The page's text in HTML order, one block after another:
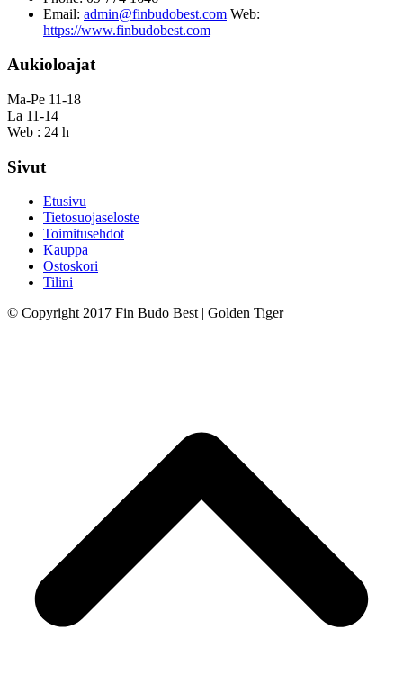
Email: admin@finbudobest.com Web:
https://www.finbudobest.com
Aukioloajat
Ma-Pe 11-18
La 11-14
Web : 24 h
Sivut
Etusivu
Tietosuojaseloste
Toimitusehdot
Kauppa
Ostoskori
Tilini
© Copyright 2017 Fin Budo Best | Golden Tiger